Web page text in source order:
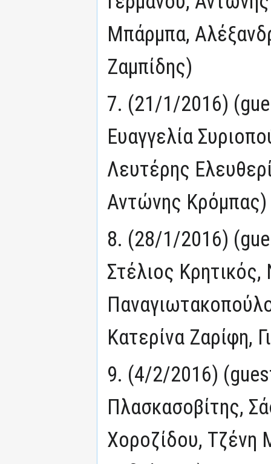
Μπάρμπα,
Ζαμπίδης)
7. (21/1/2016)
Ευαγγελία
Λευτέρης
Αντώνης Κρόμπας)
8. (28/1/2016)
Στέλιος Κρητικός,
Κατερίνα Ζαρίφη,
9. (4/2/2016)
Πλασκασοβίτης,
Χοροζίδου, Τζένη